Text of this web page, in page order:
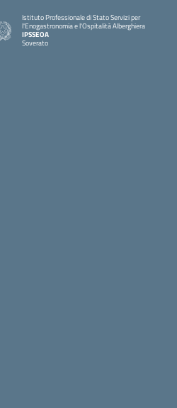
Istituto Professionale di Stato Servizi per
l'Enogastronomia e l'Ospitalità Alberghiera
IPSSEOA
Soverato